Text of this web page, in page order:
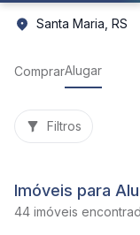
Santa Maria, RS
ComprarAlugar
Filtros
Imóveis para
44 imóveis